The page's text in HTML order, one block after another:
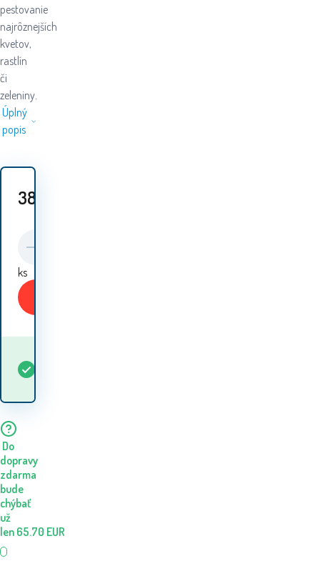
pestovanie
najrôznejších
kvetov,
rastlín
či
zeleniny.
Úplný
popis
38.50
ks
Do
dopravy
zdarma
bude
chýbať
už
len 65.70 EUR